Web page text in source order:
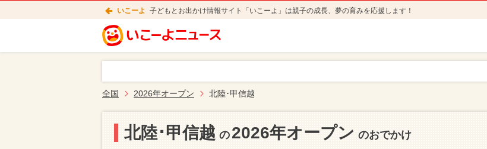
いこーよ 子どもとお出かけ情報サイト「いこーよ」は親子の成長、夢の育みを応援します！
全国 2026年オープン 北陸･甲信越
北陸･甲信越 の 2026年オープン のおでかけ